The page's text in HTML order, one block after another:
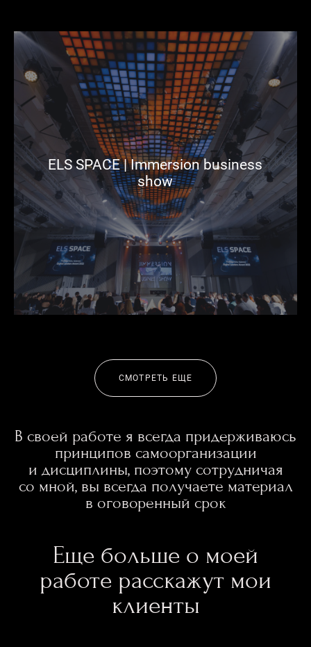
ELS SPACE | Immersion business
show
СМОТРЕТЬ ЕЩЕ
В своей работе я всегда придерживаюсь
принципов самоорганизации
и дисциплины, поэтому сотрудничая
со мной, вы всегда получаете материал
в оговоренный срок
Еще больше о моей
работе расскажут мои
клиенты